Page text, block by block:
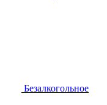
Безалкогольное